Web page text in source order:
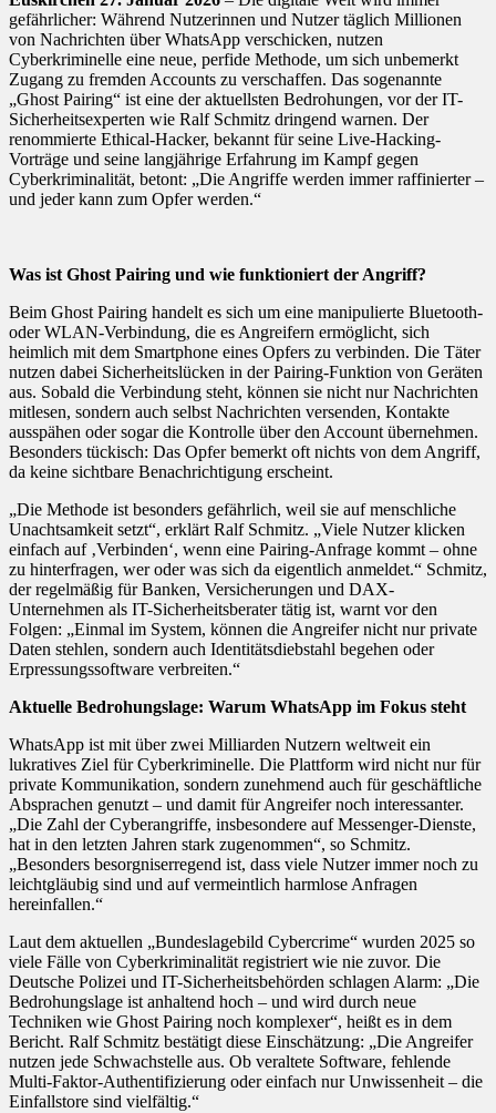
gefährlicher: Während Nutzerinnen und Nutzer täglich Millionen
von Nachrichten über WhatsApp verschicken, nutzen
Cyberkriminelle eine neue, perfide Methode, um sich unbemerkt
Zugang zu fremden Accounts zu verschaffen. Das sogenannte
„Ghost Pairing“ ist eine der aktuellsten Bedrohungen, vor der IT-
Sicherheitsexperten wie Ralf Schmitz dringend warnen. Der
renommierte Ethical-Hacker, bekannt für seine Live-Hacking-
Vorträge und seine langjährige Erfahrung im Kampf gegen
Cyberkriminalität, betont: „Die Angriffe werden immer raffinierter –
und jeder kann zum Opfer werden.“
Was ist Ghost Pairing und wie funktioniert der Angriff?
Beim Ghost Pairing handelt es sich um eine manipulierte Bluetooth-
oder WLAN-Verbindung, die es Angreifern ermöglicht, sich
heimlich mit dem Smartphone eines Opfers zu verbinden. Die Täter
nutzen dabei Sicherheitslücken in der Pairing-Funktion von Geräten
aus. Sobald die Verbindung steht, können sie nicht nur Nachrichten
mitlesen, sondern auch selbst Nachrichten versenden, Kontakte
ausspähen oder sogar die Kontrolle über den Account übernehmen.
Besonders tückisch: Das Opfer bemerkt oft nichts von dem Angriff,
da keine sichtbare Benachrichtigung erscheint.
„Die Methode ist besonders gefährlich, weil sie auf menschliche
Unachtsamkeit setzt“, erklärt Ralf Schmitz. „Viele Nutzer klicken
einfach auf ‚Verbinden‘, wenn eine Pairing-Anfrage kommt – ohne
zu hinterfragen, wer oder was sich da eigentlich anmeldet.“ Schmitz,
der regelmäßig für Banken, Versicherungen und DAX-
Unternehmen als IT-Sicherheitsberater tätig ist, warnt vor den
Folgen: „Einmal im System, können die Angreifer nicht nur private
Daten stehlen, sondern auch Identitätsdiebstahl begehen oder
Erpressungssoftware verbreiten.“
Aktuelle Bedrohungslage: Warum WhatsApp im Fokus steht
WhatsApp ist mit über zwei Milliarden Nutzern weltweit ein
lukratives Ziel für Cyberkriminelle. Die Plattform wird nicht nur für
private Kommunikation, sondern zunehmend auch für geschäftliche
Absprachen genutzt – und damit für Angreifer noch interessanter.
„Die Zahl der Cyberangriffe, insbesondere auf Messenger-Dienste,
hat in den letzten Jahren stark zugenommen“, so Schmitz.
„Besonders besorgniserregend ist, dass viele Nutzer immer noch zu
leichtgläubig sind und auf vermeintlich harmlose Anfragen
hereinfallen.“
Laut dem aktuellen „Bundeslagebild Cybercrime“ wurden 2025 so
viele Fälle von Cyberkriminalität registriert wie nie zuvor. Die
Deutsche Polizei und IT-Sicherheitsbehörden schlagen Alarm: „Die
Bedrohungslage ist anhaltend hoch – und wird durch neue
Techniken wie Ghost Pairing noch komplexer“, heißt es in dem
Bericht. Ralf Schmitz bestätigt diese Einschätzung: „Die Angreifer
nutzen jede Schwachstelle aus. Ob veraltete Software, fehlende
Multi-Faktor-Authentifizierung oder einfach nur Unwissenheit – die
Einfallstore sind vielfältig.“